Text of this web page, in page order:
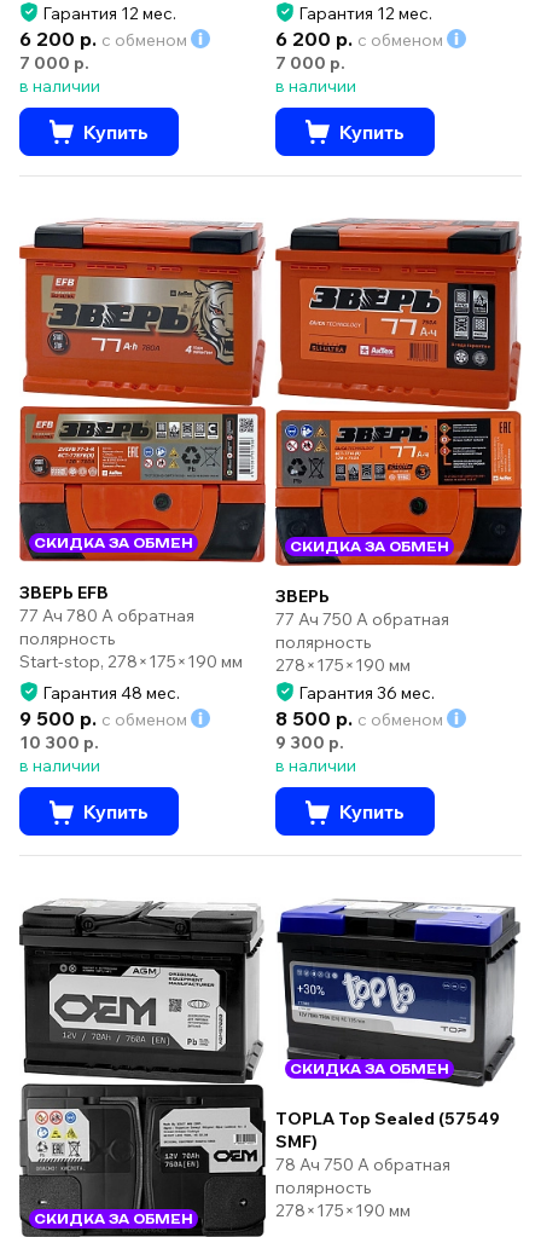
Гарантия 12 мес.
6 200 р. с обменом
7 000 р.
в наличии
Купить
Гарантия 12 мес.
6 200 р. с обменом
7 000 р.
в наличии
Купить
СКИДКА ЗА ОБМЕН
ЗВЕРЬ EFB
77 Ач 780 А обратная
полярность
Start-stop, 278×175×190 мм
Гарантия 48 мес.
9 500 р. с обменом
10 300 р.
в наличии
Купить
СКИДКА ЗА ОБМЕН
ЗВЕРЬ
77 Ач 750 А обратная
полярность
278×175×190 мм
Гарантия 36 мес.
8 500 р. с обменом
9 300 р.
в наличии
Купить
СКИДКА ЗА ОБМЕН
СКИДКА ЗА ОБМЕН
TOPLA Top Sealed (57549
SMF)
78 Ач 750 А обратная
полярность
278×175×190 мм